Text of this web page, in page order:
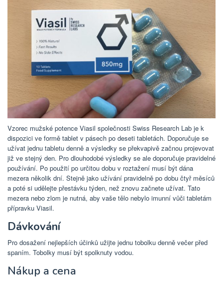
Vzorec mužské potence Viasil společnosti Swiss Research Lab je k
dispozici ve formě tablet v pásech po deseti tabletách. Doporučuje se
užívat jednu tabletu denně a výsledky se překvapivě začnou projevovat
již ve stejný den. Pro dlouhodobé výsledky se ale doporučuje pravidelné
používání. Po použití po určitou dobu v roztažení musí být dána
mezera několik dní. Stejně jako užívání pravidelně po dobu čtyř měsíců
a poté si udělejte přestávku týden, než znovu začnete užívat. Tato
mezera nebo zlom je nutná, aby vaše tělo nebylo imunní vůči tabletám
přípravku Viasil.
Dávkování
Pro dosažení nejlepších účinků užijte jednu tobolku denně večer před
spaním. Tobolky musí být spolknuty vodou.
Nákup a cena